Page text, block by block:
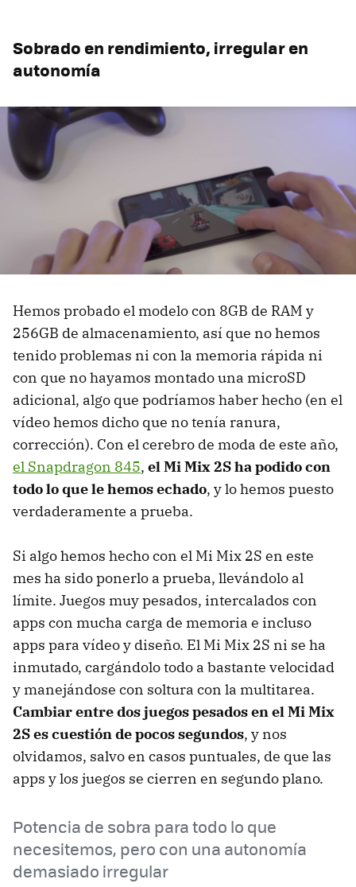
Sobrado en rendimiento, irregular en
autonomía
Hemos probado el modelo con 8GB de RAM y
256GB de almacenamiento, así que no hemos
tenido problemas ni con la memoria rápida ni
con que no hayamos montado una microSD
adicional, algo que podríamos haber hecho (en el
vídeo hemos dicho que no tenía ranura,
corrección). Con el cerebro de moda de este año,
el Snapdragon 845, el Mi Mix 2S ha podido con
todo lo que le hemos echado, y lo hemos puesto
verdaderamente a prueba.
Si algo hemos hecho con el Mi Mix 2S en este
mes ha sido ponerlo a prueba, llevándolo al
límite. Juegos muy pesados, intercalados con
apps con mucha carga de memoria e incluso
apps para vídeo y diseño. El Mi Mix 2S ni se ha
inmutado, cargándolo todo a bastante velocidad
y manejándose con soltura con la multitarea.
Cambiar entre dos juegos pesados en el Mi Mix
2S es cuestión de pocos segundos, y nos
olvidamos, salvo en casos puntuales, de que las
apps y los juegos se cierren en segundo plano.
Potencia de sobra para todo lo que
necesitemos, pero con una autonomía
demasiado irregular